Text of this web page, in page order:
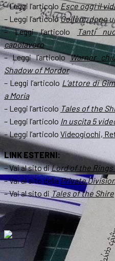
– Leggi l’articolo Esce oggi il
– Leggi l’articoloGollum, dopo
– Leggi l’articolo
Tanti
capolavoro
– Leggi l’articoloWarner
Shadow of Mordor
– Leggi l’articolo L’attore di
a Moria
– Leggi l’articolo Tales of the
– Leggi l’articolo In uscita 5
– Leggi l’articolo Videogiochi,
LINK ESTERNI:
– Vai al sito diLord of the
– Vai al sito dellaPrivate
– Vai al sito di Tales of the Shire
.